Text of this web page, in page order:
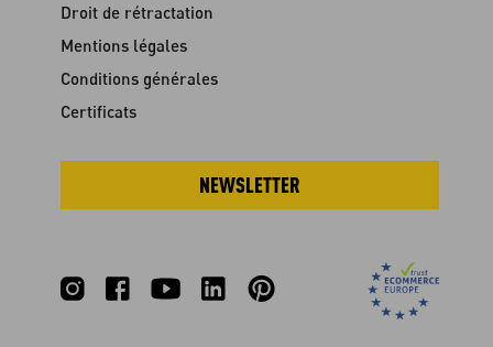
Droit de rétractation
Mentions légales
Conditions générales
Certificats
NEWSLETTER